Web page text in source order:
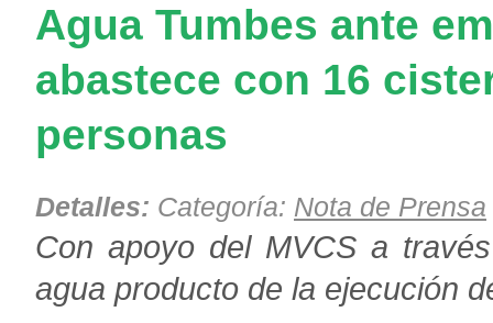
Agua Tumbes ante
abastece con 16
personas
Detalles: Categoría: Nota de Prensa
Con apoyo del MVCS a
agua producto de la ejecución